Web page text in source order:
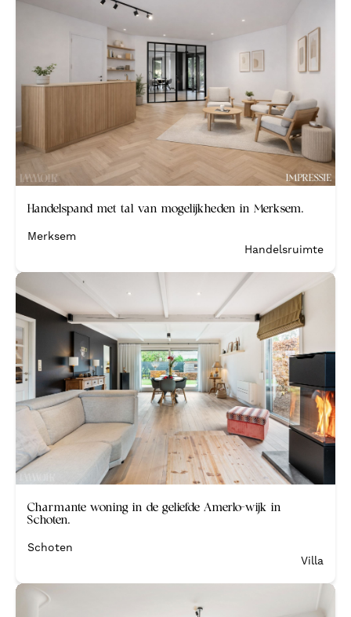
Handelspand met tal van mogelijkheden in Merksem.
Merksem
Handelsruimte
Charmante woning in de geliefde Amerlo-wijk in
Schoten.
Schoten
Villa